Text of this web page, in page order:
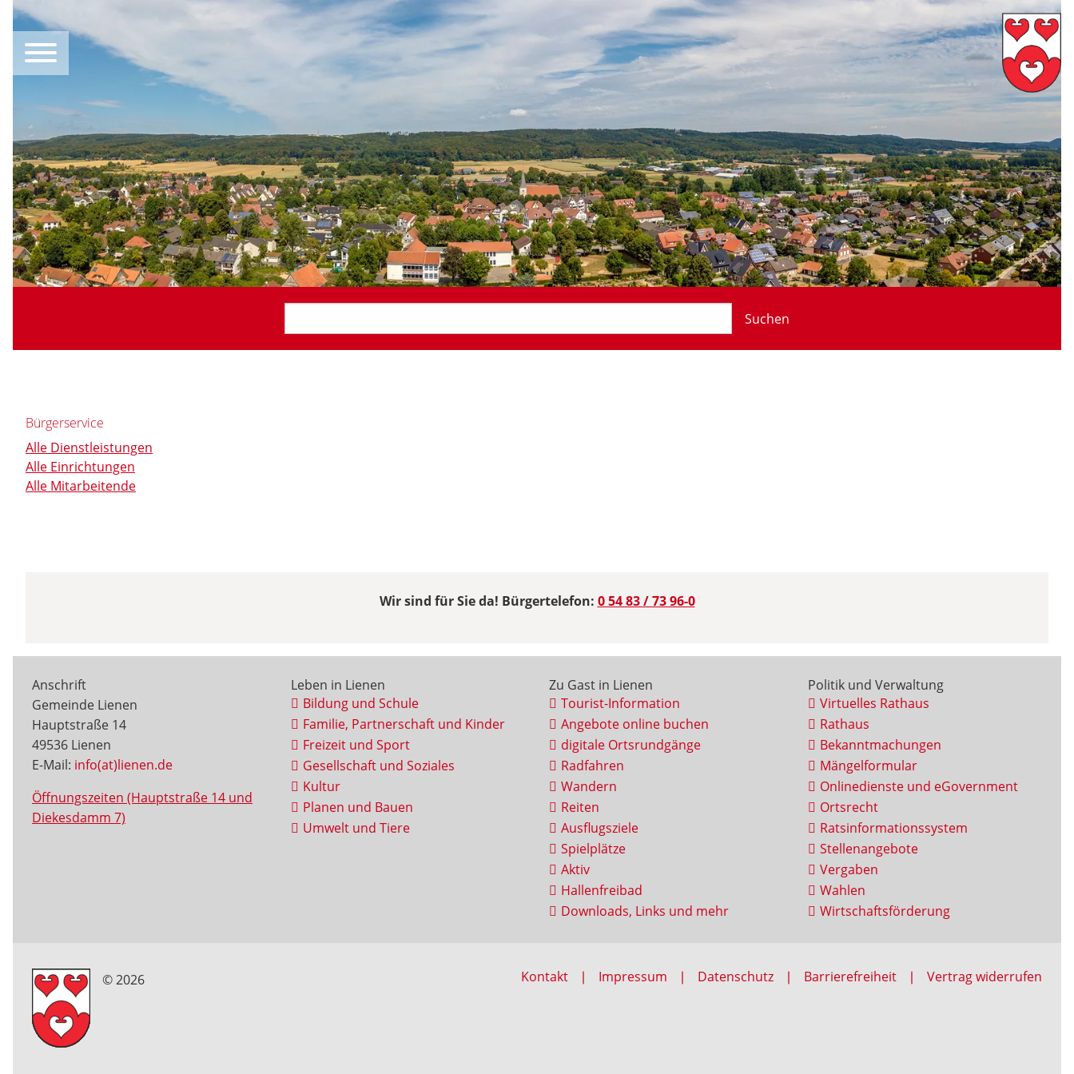
Suchen
Bürgerservice
Alle Dienstleistungen
Alle Einrichtungen
Alle Mitarbeitende
Wir sind für Sie da! Bürgertelefon: 0 54 83 / 73 96-0
Anschrift
Gemeinde Lienen
Hauptstraße 14
49536 Lienen
E-Mail: info(at)lienen.de
Öffnungszeiten (Hauptstraße 14 und
Diekesdamm 7)
Leben in Lienen
Bildung und Schule
Familie, Partnerschaft und Kinder
Freizeit und Sport
Gesellschaft und Soziales
Kultur
Planen und Bauen
Umwelt und Tiere
Zu Gast in Lienen
Tourist-Information
Angebote online buchen
digitale Ortsrundgänge
Radfahren
Wandern
Reiten
Ausflugsziele
Spielplätze
Aktiv
Hallenfreibad
Downloads, Links und mehr
Politik und Verwaltung
Virtuelles Rathaus
Rathaus
Bekanntmachungen
Mängelformular
Onlinedienste und eGovernment
Ortsrecht
Ratsinformationssystem
Stellenangebote
Vergaben
Wahlen
Wirtschaftsförderung
© 2026 Kontakt Impressum Datenschutz Barrierefreiheit Vertrag widerrufen